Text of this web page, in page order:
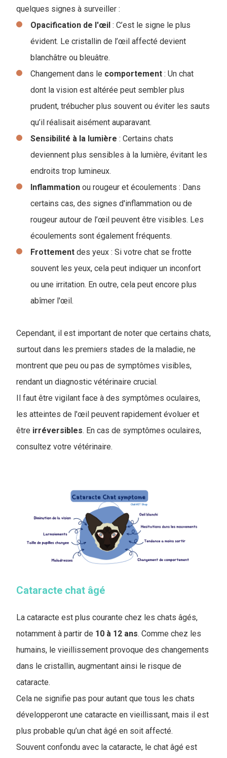
quelques signes à surveiller :
Opacification de l'œil : C’est le signe le plus
évident. Le cristallin de l’œil affecté devient
blanchâtre ou bleuâtre.
Changement dans le comportement : Un chat
dont la vision est altérée peut sembler plus
prudent, trébucher plus souvent ou éviter les sauts
qu’il réalisait aisément auparavant.
Sensibilité à la lumière : Certains chats
deviennent plus sensibles à la lumière, évitant les
endroits trop lumineux.
Inflammation ou rougeur et écoulements : Dans
certains cas, des signes d'inflammation ou de
rougeur autour de l’œil peuvent être visibles. Les
écoulements sont également fréquents.
Frottement des yeux : Si votre chat se frotte
souvent les yeux, cela peut indiquer un inconfort
ou une irritation. En outre, cela peut encore plus
abîmer l'œil.
Cependant, il est important de noter que certains chats,
surtout dans les premiers stades de la maladie, ne
montrent que peu ou pas de symptômes visibles,
rendant un diagnostic vétérinaire crucial.
Il faut être vigilant face à des symptômes oculaires,
les atteintes de l'œil peuvent rapidement évoluer et
être irréversibles. En cas de symptômes oculaires,
consultez votre vétérinaire.
Cataracte chat âgé
La cataracte est plus courante chez les chats âgés,
notamment à partir de 10 à 12 ans. Comme chez les
humains, le vieillissement provoque des changements
dans le cristallin, augmentant ainsi le risque de
cataracte.
Cela ne signifie pas pour autant que tous les chats
développeront une cataracte en vieillissant, mais il est
plus probable qu’un chat âgé en soit affecté.
Souvent confondu avec la cataracte, le chat âgé est